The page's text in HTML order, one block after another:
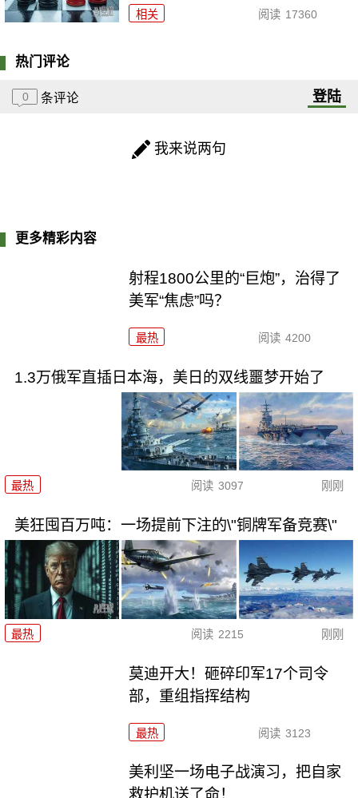
相关 阅读 17360
热门评论
0 条评论 登陆
我来说两句
更多精彩内容
射程1800公里的“巨炮”，治得了
美军“焦虑”吗？
最热 阅读 4200
1.3万俄军直插日本海，美日的双线噩梦开始了
最热 阅读 3097 刚刚
美狂囤百万吨：一场提前下注的\"铜牌军备竞赛\"
最热 阅读 2215 刚刚
莫迪开大！砸碎印军17个司令
部，重组指挥结构
最热 阅读 3123
美利坚一场电子战演习，把自家